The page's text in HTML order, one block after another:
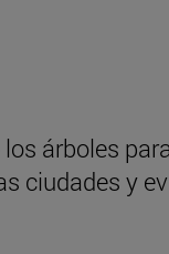
árboles
ciudades y